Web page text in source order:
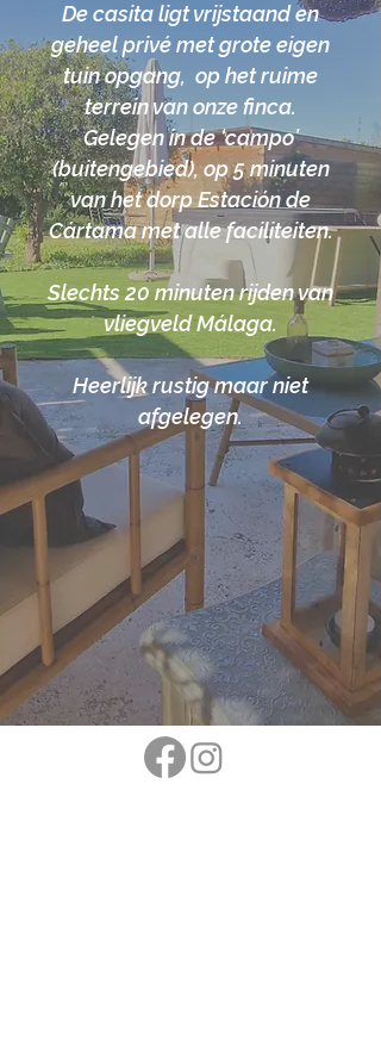
De casita ligt vrijstaand en
geheel privé met grote eigen
tuin opgang, op het ruime
terrein van onze finca.
Gelegen in de ‘campo’
(buitengebied), op 5 minuten
van het dorp Estación de
Cártama met alle faciliteiten.
Slechts 20 minuten rijden van
vliegveld Málaga.
Heerlijk rustig maar niet
afgelegen.